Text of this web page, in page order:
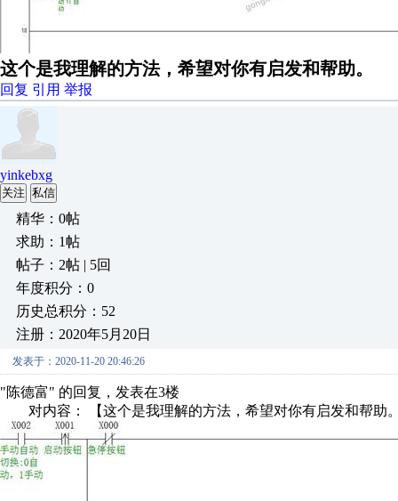
这个是我理解的方法，希望对你有启发和帮助。
回复 引用 举报
yinkebxg
关注 私信
精华：0帖
求助：1帖
帖子：2帖 | 5回
年度积分：0
历史总积分：52
注册：2020年5月20日
发表于：2020-11-20 20:46:26
"陈德富" 的回复，发表在3楼
对内容： 【这个是我理解的方法，希望对你有启发和帮助